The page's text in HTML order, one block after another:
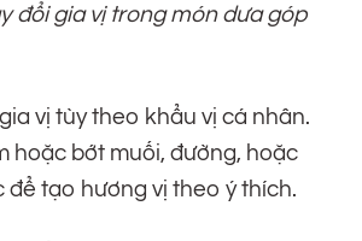
đổi gia vị trong món dưa góp
vị tùy theo khẩu vị cá nhân.
hoặc bớt muối, đường, hoặc
để tạo hương vị theo ý thích.